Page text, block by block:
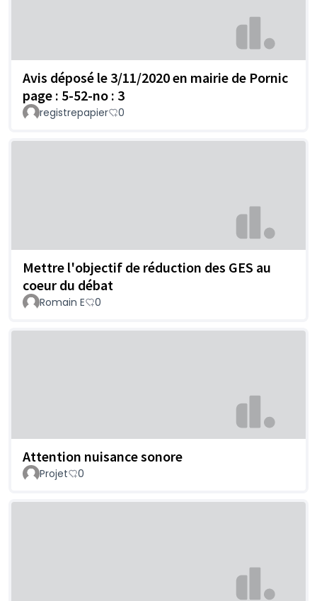
Avis déposé le 3/11/2020 en mairie de Pornic
page : 5-52-no : 3
registrepapier 0
Mettre l'objectif de réduction des GES au
coeur du débat
Romain E 0
Attention nuisance sonore
Projet 0